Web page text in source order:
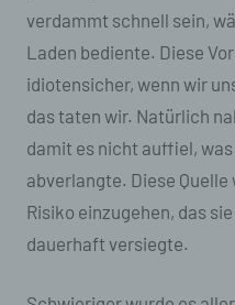
verdammt schnell sein,
Laden bediente. Diese
idiotensicher, wenn wir
das taten wir. Natürlich
damit es nicht auffiel,
abverlangte. Diese
Risiko einzugehen, das
dauerhaft versiegte.